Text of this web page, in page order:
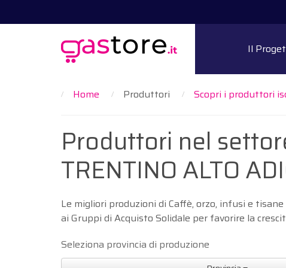
Il
Home Produttori Scopri i produttori
Produttori nel
TRENTINO ALTO
Le migliori produzioni di Caffè, orzo, infusi e
ai Gruppi di Acquisto Solidale per favorire la
Seleziona provincia di produzione